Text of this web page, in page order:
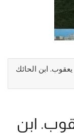
أحمد بن يعقوب. ابن الحائك
ابن